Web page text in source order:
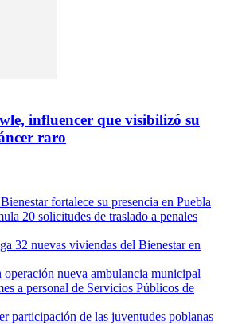
influencer que visibilizó su
raro
fortalece su presencia en Puebla
20 solicitudes de traslado a penales
32 nuevas viviendas del Bienestar en
operación nueva ambulancia municipal
a personal de Servicios Públicos de
participación de las juventudes poblanas